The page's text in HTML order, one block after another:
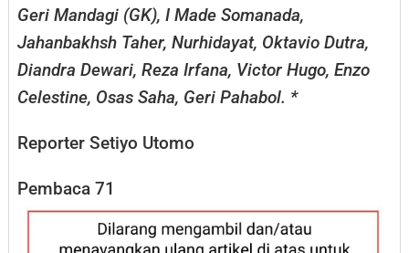
Geri Mandagi (GK), I Made Somanada,
Jahanbakhsh Taher, Nurhidayat, Oktavio Dutra,
Diandra Dewari, Reza Irfana, Victor Hugo, Enzo
Celestine, Osas Saha, Geri Pahabol. *
Reporter Setiyo Utomo
Pembaca 71